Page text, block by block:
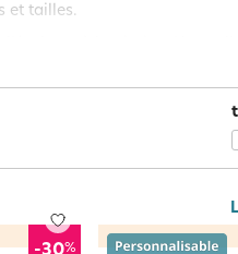
et tailles.
ou à la piscine. Une
%